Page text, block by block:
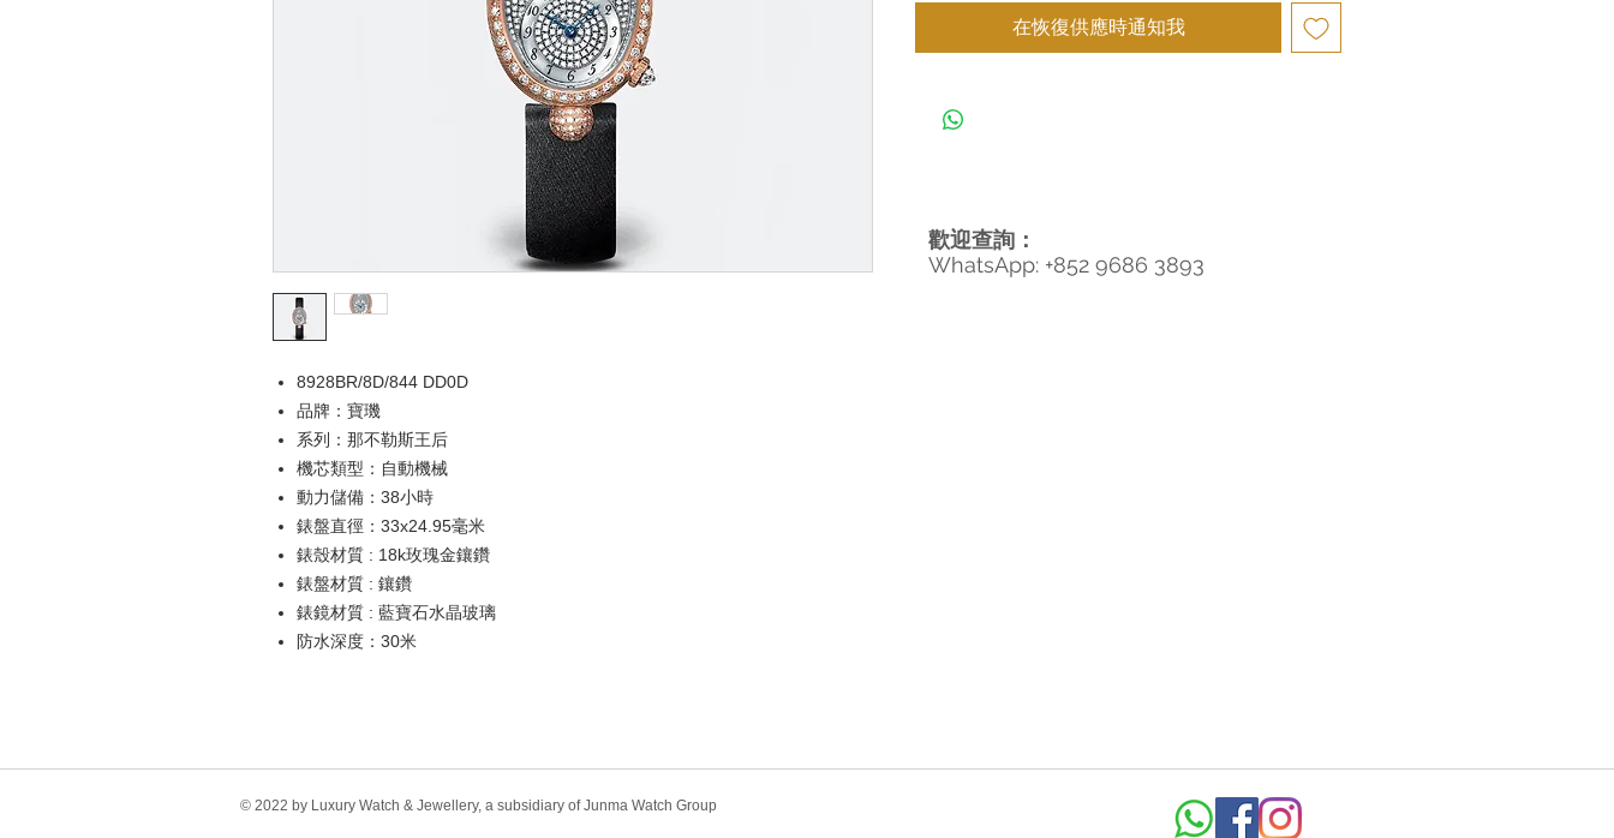
8928BR/8D/844 DD0D
品牌：寶璣
系列：那不勒斯王后
機芯類型：自動機械
動力儲備：38小時
錶盤直徑：33x24.95毫米
錶殼材質 : 18k玫瑰金鑲鑽
錶盤材質 : 鑲鑽
錶鏡材質 : 藍寶石水晶玻璃
防水深度：30米
在恢復供應時通知我
歡迎查詢：
WhatsApp: +852 9686 3893
© 2022 by Luxury Watch & Jewellery, a subsidiary of Junma Watch Group